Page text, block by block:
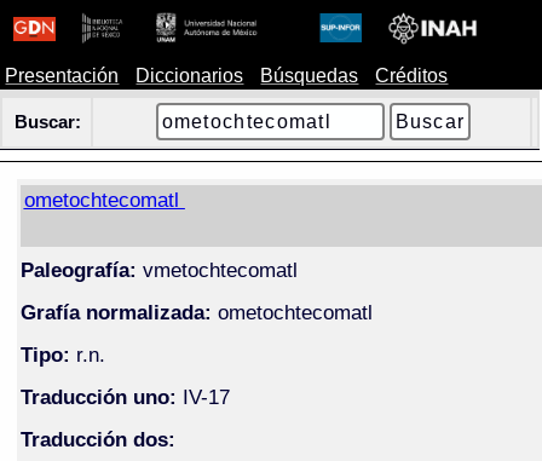
Presentación Diccionarios Búsquedas Créditos
Buscar:
ometochtecomatl
Paleografía: vmetochtecomatl
Grafía normalizada: ometochtecomatl
Tipo: r.n.
Traducción uno: IV-17
Traducción dos: